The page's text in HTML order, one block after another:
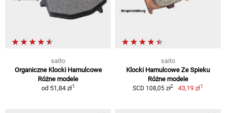
saito
Organiczne Klocki Hamulcowe
Różne modele
od 51,84 zł1
saito
Klocki Hamulcowe Ze Spieku
Różne modele
SCD 108,05 zł2 43,19 zł1